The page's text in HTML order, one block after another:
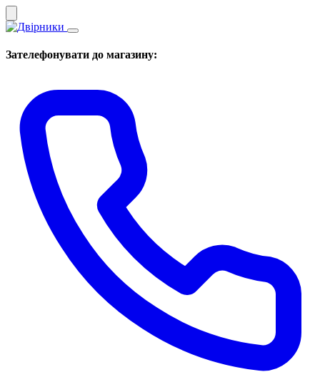
Зателефонувати до магазину: